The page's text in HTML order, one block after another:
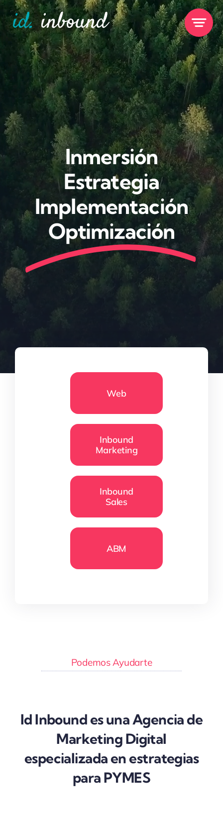
Skip
to
content
Inmersión
Estrategia
Implementación
Optimización
Web
Inbound
Marketing
Inbound
Sales
ABM
Podemos Ayudarte
Id Inbound es una Agencia de
Marketing Digital
especializada en estrategias
para PYMES